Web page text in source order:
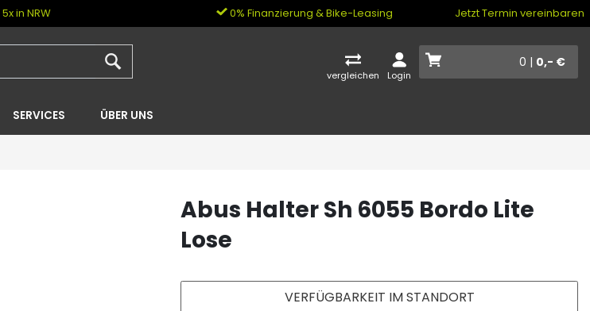
5x in NRW 0% Finanzierung & Bike-Leasing Jetzt Termin vereinbaren
vergleichen Login
0 | 0,- €
SERVICES ÜBER UNS
Abus Halter Sh 6055 Bordo Lite
Lose
VERFÜGBARKEIT IM STANDORT